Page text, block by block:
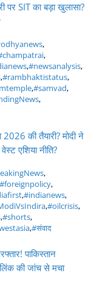
पर SIT का बड़ा खुलासा?
,
,
,#newsanalysis,
,#rambhaktistatus,
,#samvad,
,
की तैयारी? मोदी ने
एशिया नीति?
,
,
,#indianews,
,#oilcrisis,
,#shorts,
,#संवाद
पाकिस्तान
की जांच से मचा